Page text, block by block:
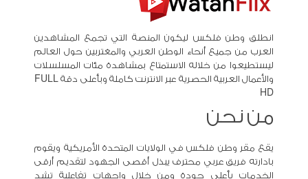
انطلق وطن فلكس ليكون المنصة التي تجمع المشاهدين
العرب من جميع أنحاء الوطن العربي والمغتربين حول العالم
ليستطيعوا من خلاله الاستمتاع بمشاهدة مئات المسلسلات
والأعمال العربية الحصرية عبر الانترنت كاملة وبأعلى دقة FULL
HD
من نحن
يقع مقر وطن فلكس في الولايات المتحدة الأمريكية ويقوم
بادارته فريق عربي محترف يبذل أقصى الجهود لتقديم أرقى
الخدمات بأعلى جودة ومن خلال واجهات تفاعلية تشد